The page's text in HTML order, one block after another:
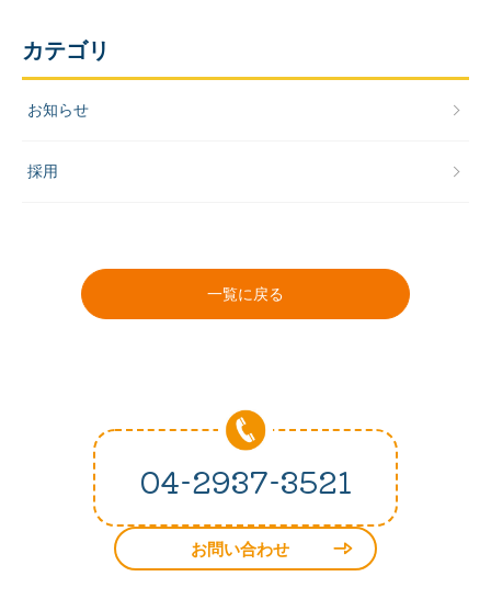
カテゴリ
お知らせ
採用
一覧に戻る
04-2937-3521
お問い合わせ